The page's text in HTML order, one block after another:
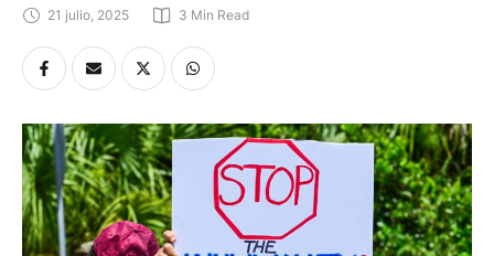
21 julio, 2025 3 Min Read